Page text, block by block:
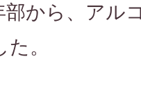
部から、アル
。